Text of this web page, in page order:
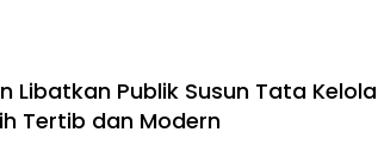
Libatkan Publik Susun Tata Kelola
Tertib dan Modern